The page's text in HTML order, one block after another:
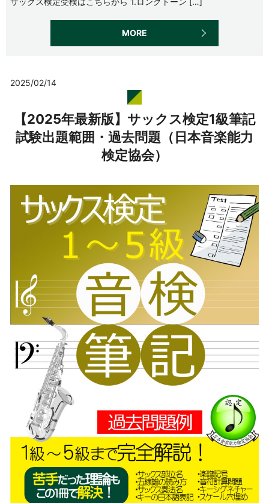
MORE
2025/02/14
【2025年最新版】サックス検定1級筆記
試験出題範囲・過去問題（日本音楽能力
検定協会）